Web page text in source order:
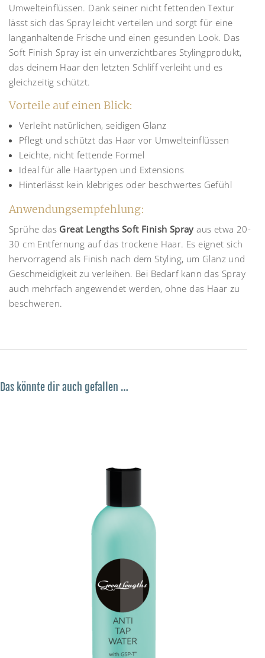
Umwelteinflüssen. Dank seiner nicht fettenden Textur
lässt sich das Spray leicht verteilen und sorgt für eine
langanhaltende Frische und einen gesunden Look. Das
Soft Finish Spray ist ein unverzichtbares Stylingprodukt,
das deinem Haar den letzten Schliff verleiht und es
gleichzeitig schützt.
Vorteile auf einen Blick:
Verleiht natürlichen, seidigen Glanz
Pflegt und schützt das Haar vor Umwelteinflüssen
Leichte, nicht fettende Formel
Ideal für alle Haartypen und Extensions
Hinterlässt kein klebriges oder beschwertes Gefühl
Anwendungsempfehlung:
Sprühe das Great Lengths Soft Finish Spray aus etwa 20-
30 cm Entfernung auf das trockene Haar. Es eignet sich
hervorragend als Finish nach dem Styling, um Glanz und
Geschmeidigkeit zu verleihen. Bei Bedarf kann das Spray
auch mehrfach angewendet werden, ohne das Haar zu
beschweren.
Das könnte dir auch gefallen …